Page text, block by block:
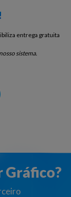
entrega gratuita
sistema.
Gráfico?